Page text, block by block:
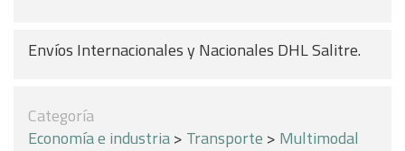
Envíos Internacionales y Nacionales DHL Salitre.
Categoría
Economía e industria> Transporte > Multimodal